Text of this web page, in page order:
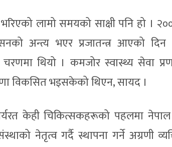
लामो समयको साक्षी पनि हो ।
अन्त्य भएर प्रजातन्त्र आएको
थियो । कमजोर स्वास्थ्य सेवा
विकसित भइसकेको थिएन, सायद ।
केही चिकित्सकहरूको पहलमा
नेतृत्व गर्दै स्थापना गर्ने अग्रणी